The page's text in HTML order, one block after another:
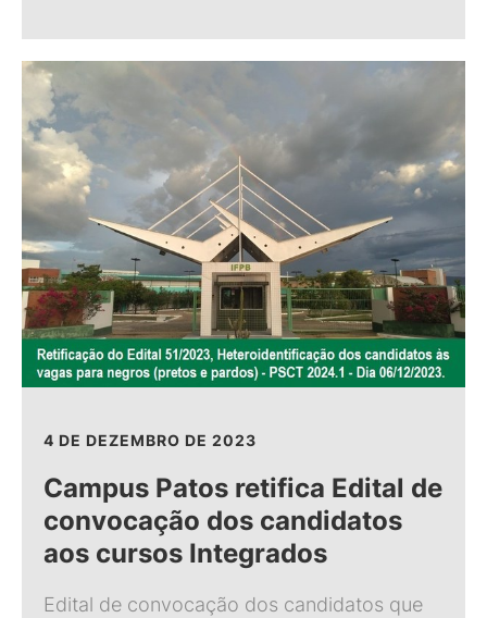
4 DE DEZEMBRO DE 2023
Campus Patos retifica Edital de
convocação dos candidatos
aos cursos Integrados
Edital de convocação dos candidatos que